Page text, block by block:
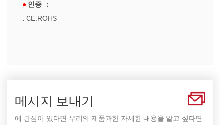
● 인증 ：
. CE,ROHS
메시지 보내기
에 관심이 있다면 우리의 제품과한 자세한 내용을 알고 싶다면,